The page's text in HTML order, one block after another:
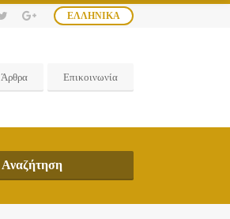
ΕΛΛΗΝΙΚΆ
Άρθρα Επικοινωνία
Αναζήτηση